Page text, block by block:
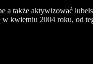
a także aktywizować
w kwietniu 2004 roku, od